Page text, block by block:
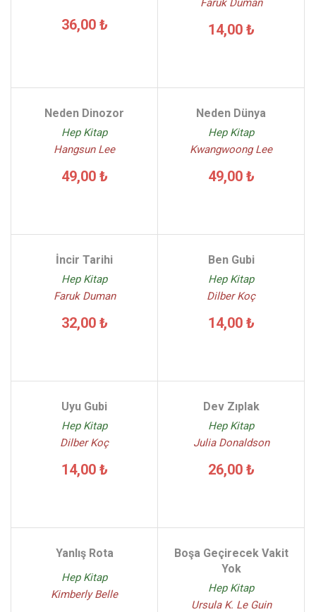
36,00 ₺
Faruk Duman
14,00 ₺
Neden Dinozor
Hep Kitap
Hangsun Lee
49,00 ₺
Neden Dünya
Hep Kitap
Kwangwoong Lee
49,00 ₺
İncir Tarihi
Hep Kitap
Faruk Duman
32,00 ₺
Ben Gubi
Hep Kitap
Dilber Koç
14,00 ₺
Uyu Gubi
Hep Kitap
Dilber Koç
14,00 ₺
Dev Zıplak
Hep Kitap
Julia Donaldson
26,00 ₺
Yanlış Rota
Hep Kitap
Kimberly Belle
Boşa Geçirecek Vakit
Yok
Hep Kitap
Ursula K. Le Guin